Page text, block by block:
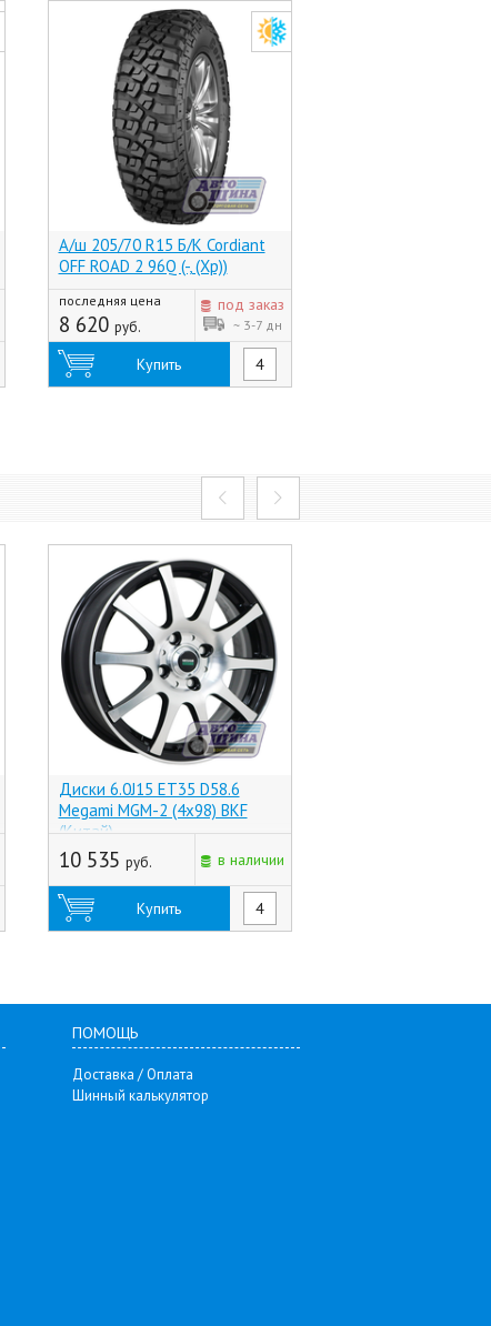
А/ш 205/70 R15 Б/К Cordiant
OFF ROAD 2 96Q (-, (Хр))
последняя цена
8 620 руб.
под заказ
~ 3-7 дн
Купить
Диски 6.0J15 ET35 D58.6
Megami MGM-2 (4x98) BKF
(Китай)
10 535 руб. в наличии
Купить
ПОМОЩЬ
Доставка / Оплата
Шинный калькулятор